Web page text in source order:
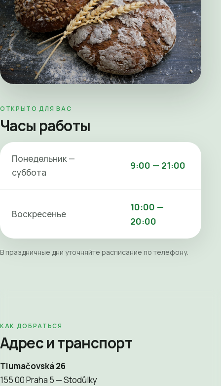
ОТКРЫТО ДЛЯ ВАС
Часы работы
Понедельник —
суббота
9:00 — 21:00
Воскресенье
10:00 —
20:00
В праздничные дни уточняйте расписание по телефону.
КАК ДОБРАТЬСЯ
Адрес и транспорт
Tlumačovská 26
155 00 Praha 5 — Stodůlky